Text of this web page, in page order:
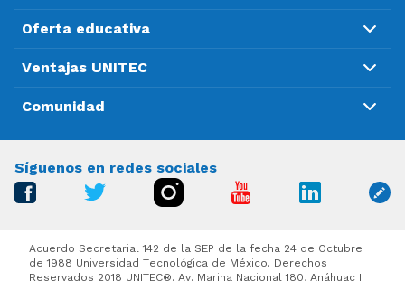
Oferta educativa
Ventajas UNITEC
Comunidad
Síguenos en redes sociales
Acuerdo Secretarial 142 de la SEP de la fecha 24 de Octubre
de 1988 Universidad Tecnológica de México. Derechos
Reservados 2018 UNITEC®. Av. Marina Nacional 180, Anáhuac I